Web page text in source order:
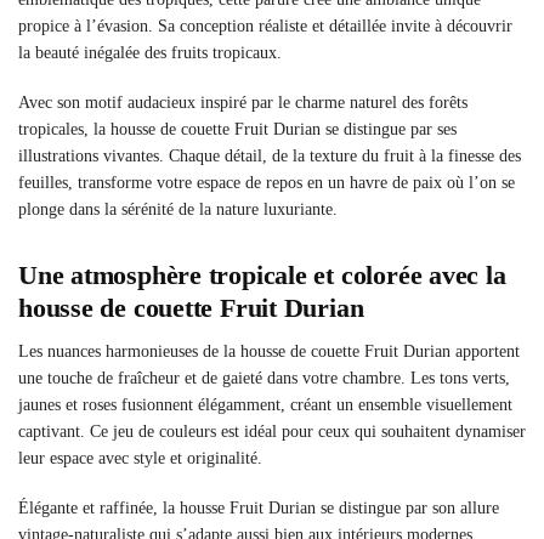
propice à l’évasion. Sa conception réaliste et détaillée invite à découvrir
la beauté inégalée des fruits tropicaux.
Avec son motif audacieux inspiré par le charme naturel des forêts
tropicales, la housse de couette Fruit Durian se distingue par ses
illustrations vivantes. Chaque détail, de la texture du fruit à la finesse des
feuilles, transforme votre espace de repos en un havre de paix où l’on se
plonge dans la sérénité de la nature luxuriante.
Une atmosphère tropicale et colorée avec la
housse de couette Fruit Durian
Les nuances harmonieuses de la housse de couette Fruit Durian apportent
une touche de fraîcheur et de gaieté dans votre chambre. Les tons verts,
jaunes et roses fusionnent élégamment, créant un ensemble visuellement
captivant. Ce jeu de couleurs est idéal pour ceux qui souhaitent dynamiser
leur espace avec style et originalité.
Élégante et raffinée, la housse Fruit Durian se distingue par son allure
vintage-naturaliste qui s’adapte aussi bien aux intérieurs modernes